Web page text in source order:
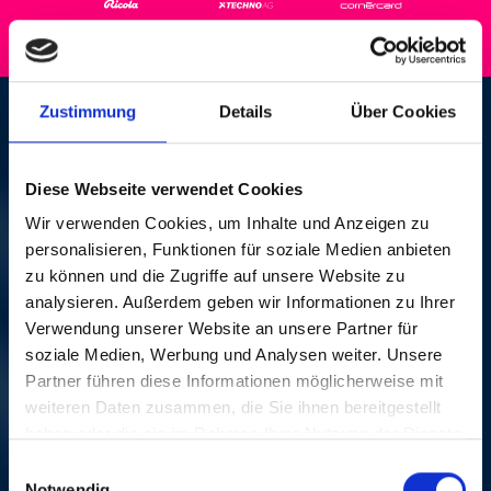
Zustimmung Details Über Cookies
Diese Webseite verwendet Cookies
Wir verwenden Cookies, um Inhalte und Anzeigen zu
personalisieren, Funktionen für soziale Medien anbieten
zu können und die Zugriffe auf unsere Website zu
analysieren. Außerdem geben wir Informationen zu Ihrer
Verwendung unserer Website an unsere Partner für
soziale Medien, Werbung und Analysen weiter. Unsere
Partner führen diese Informationen möglicherweise mit
weiteren Daten zusammen, die Sie ihnen bereitgestellt
PATENT OCHSNER
SAT, 31. AUG 2002, 8
PM | EXPO - CARTE
POSTALE
Hauptbühne, Artplage Biel-Bienne
In 2002, the Swiss national exposition took place in
Bienne. In conjunction with this event, the music
Rumpelstilz, who took the stage in their original line-